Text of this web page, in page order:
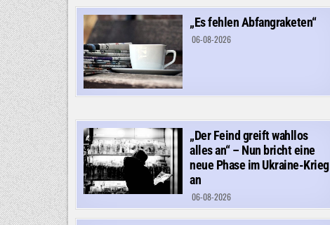
„Es fehlen Abfangraketen“
06-08-2026
„Der Feind greift wahllos
alles an“ – Nun bricht eine
neue Phase im Ukraine-Krieg
an
06-08-2026